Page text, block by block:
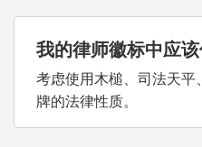
我的律师徽标中应
考虑使用木槌、司法天平
牌的法律性质。